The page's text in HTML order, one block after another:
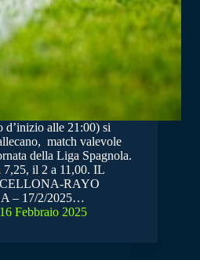
alle 21:00) si
match valevole
della Liga Spagnola.
7,25, il 2 a 11,00. IL
RAYO
– 17/2/2025…
16 Febbraio 2025